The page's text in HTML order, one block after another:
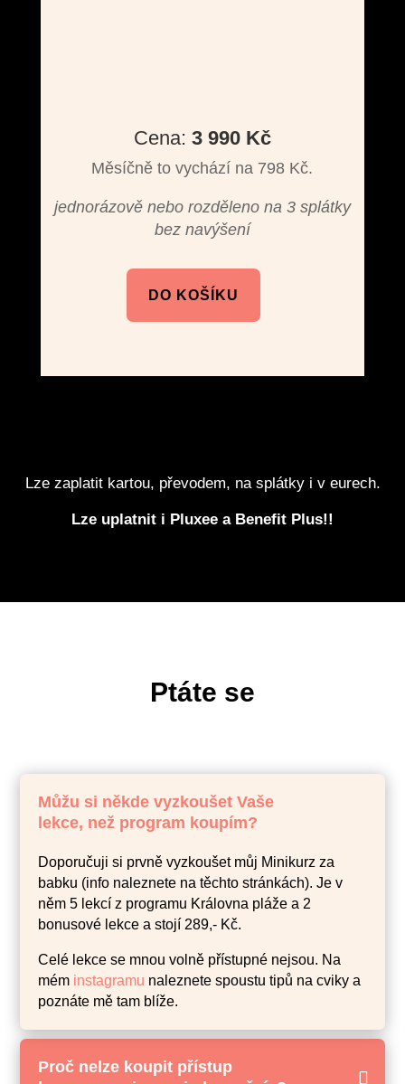
Cena: 3 990 Kč
Měsíčně to vychází na 798 Kč.
jednorázově nebo rozděleno na 3 splátky
bez navýšení
DO KOŠÍKU
Lze zaplatit kartou, převodem, na splátky i v eurech.
Lze uplatnit i Pluxee a Benefit Plus!!
Ptáte se
Můžu si někde vyzkoušet Vaše
lekce, než program koupím?
Doporučuji si prvně vyzkoušet můj Minikurz za
babku (info naleznete na těchto stránkách). Je v
něm 5 lekcí z programu Královna pláže a 2
bonusové lekce a stojí 289,- Kč.
Celé lekce se mnou volně přístupné nejsou. Na
mém instagramu naleznete spoustu tipů na cviky a
poznáte mě tam blíže.
Proč nelze koupit přístup